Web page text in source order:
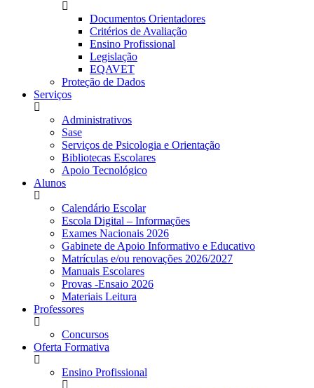
Documentos Orientadores
Critérios de Avaliação
Ensino Profissional
Legislação
EQAVET
Proteção de Dados
Serviços
Administrativos
Sase
Serviços de Psicologia e Orientação
Bibliotecas Escolares
Apoio Tecnológico
Alunos
Calendário Escolar
Escola Digital – Informações
Exames Nacionais 2026
Gabinete de Apoio Informativo e Educativo
Matrículas e/ou renovações 2026/2027
Manuais Escolares
Provas -Ensaio 2026
Materiais Leitura
Professores
Concursos
Oferta Formativa
Ensino Profissional